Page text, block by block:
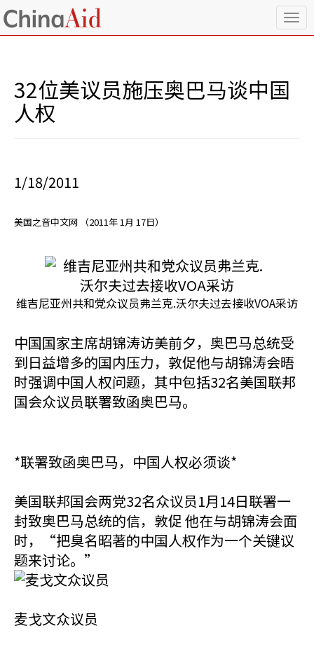
T
o
32位美议员施压奥巴马谈中国
人权
1/18/2011
美国之音中文网 （2011年 1月 17日）
维吉尼亚州共和党众议员弗兰克.沃尔夫过去接收VOA采访
中国国家主席胡锦涛访美前夕，奥巴马总统受
到日益增多的国内压力，敦促他与胡锦涛会晤
时强调中国人权问题，其中包括32名美国联邦
国会众议员联署致函奥巴马。
*联署致函奥巴马，中国人权必须谈*
美国联邦国会两党32名众议员1月14日联署一
封致奥巴马总统的信，敦促 他在与胡锦涛会面
时，“把臭名昭著的中国人权作为一个关键议
题来讨论。”
麦戈文众议员